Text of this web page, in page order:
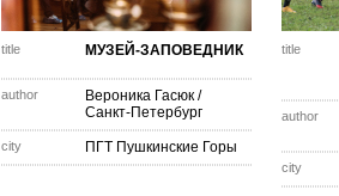
title МУЗЕЙ-ЗАПОВЕДНИК
author Вероника Гасюк /
Санкт-Петербург
city ПГТ Пушкинские Горы
title
author
city